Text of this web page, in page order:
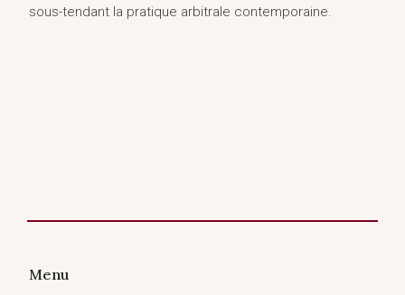
sous-tendant la pratique arbitrale contemporaine.
Menu